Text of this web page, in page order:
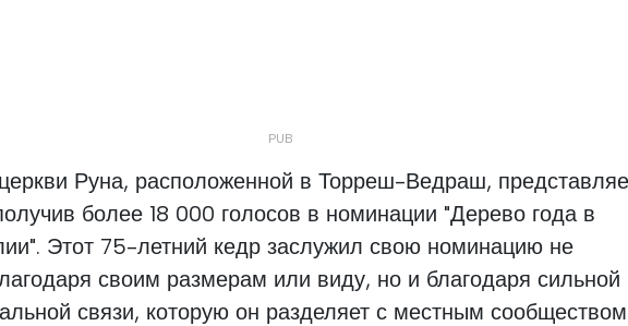
Руна, расположенной в Торреш-Ведраш,
более 18 000 голосов в номинации "Дерево года в
Этот 75-летний кедр заслужил свою номинацию не
своим размерам или виду, но и благодаря сильной
связи, которую он разделяет с местным